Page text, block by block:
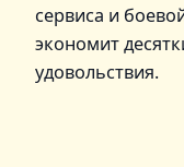
сервиса и
экономит
удовольствия.